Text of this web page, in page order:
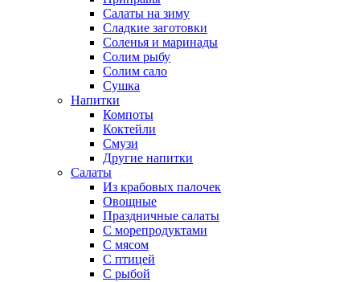
Салаты на зиму
Сладкие заготовки
Соленья и маринады
Солим рыбу
Солим сало
Сушка
Напитки
Компоты
Коктейли
Смузи
Другие напитки
Салаты
Из крабовых палочек
Овощные
Праздничные салаты
С морепродуктами
С мясом
С птицей
С рыбой